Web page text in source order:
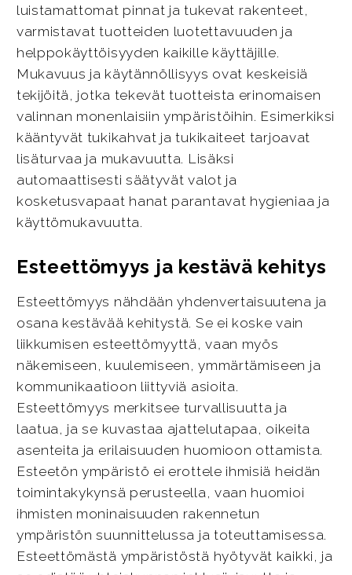
luistamattomat pinnat ja tukevat rakenteet,
varmistavat tuotteiden luotettavuuden ja
helppokäyttöisyyden kaikille käyttäjille.
Mukavuus ja käytännöllisyys ovat keskeisiä
tekijöitä, jotka tekevät tuotteista erinomaisen
valinnan monenlaisiin ympäristöihin. Esimerkiksi
kääntyvät tukikahvat ja tukikaiteet tarjoavat
lisäturvaa ja mukavuutta. Lisäksi
automaattisesti säätyvät valot ja
kosketusvapaat hanat parantavat hygieniaa ja
käyttömukavuutta.
Esteettömyys ja kestävä kehitys
Esteettömyys nähdään yhdenvertaisuutena ja
osana kestävää kehitystä. Se ei koske vain
liikkumisen esteettömyyttä, vaan myös
näkemiseen, kuulemiseen, ymmärtämiseen ja
kommunikaatioon liittyviä asioita.
Esteettömyys merkitsee turvallisuutta ja
laatua, ja se kuvastaa ajattelutapaa, oikeita
asenteita ja erilaisuuden huomioon ottamista.
Esteetön ympäristö ei erottele ihmisiä heidän
toimintakykynsä perusteella, vaan huomioi
ihmisten moninaisuuden rakennetun
ympäristön suunnittelussa ja toteuttamisessa.
Esteettömästä ympäristöstä hyötyvät kaikki, ja